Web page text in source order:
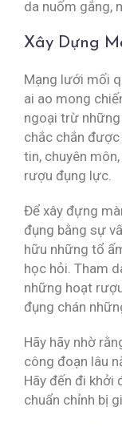
da nuốm gắng,
Xây Dựng
Mạng lưới mối
ai ao mong
ngoại trừ
chắc chắn
tin, chuyên
rượu đụng lực.
Để xây đựng
đụng bằng sự
hữu những tổ
học hỏi. Tham
những hoạt
đụng chán
Hãy hãy nhờ
công đoạn lâu
Hãy đến đi khởi
chuẩn chỉnh bị